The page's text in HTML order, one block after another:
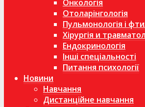
Онкологія
Отоларінгологія
Пульмонологія і
Хірургія и
Ендокринологія
Інші спеціальності
Питання психології
Новини
Навчання
Дистанційне навчання